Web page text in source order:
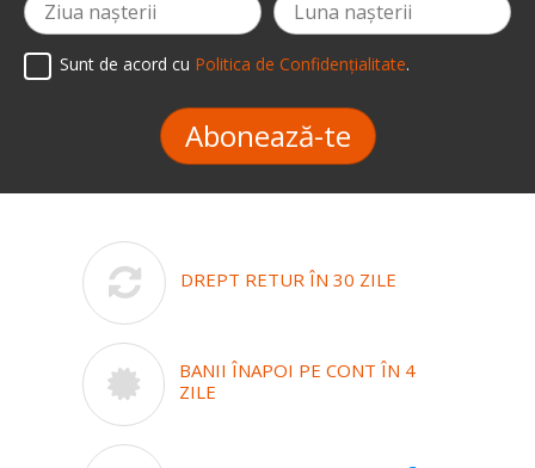
Sunt de acord cu Politica de Confidențialitate.
Abonează-te
DREPT RETUR ÎN 30 ZILE
BANII ÎNAPOI PE CONT ÎN 4
ZILE